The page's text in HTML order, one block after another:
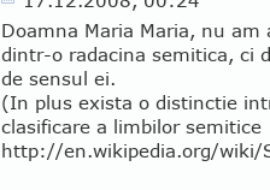
Doamna Maria Maria, nu
dintr-o radacina semitica, ci
de sensul ei.
(In plus exista o distinctie
clasificare a limbilor semitice
http://en.wikipedia.org/wiki/